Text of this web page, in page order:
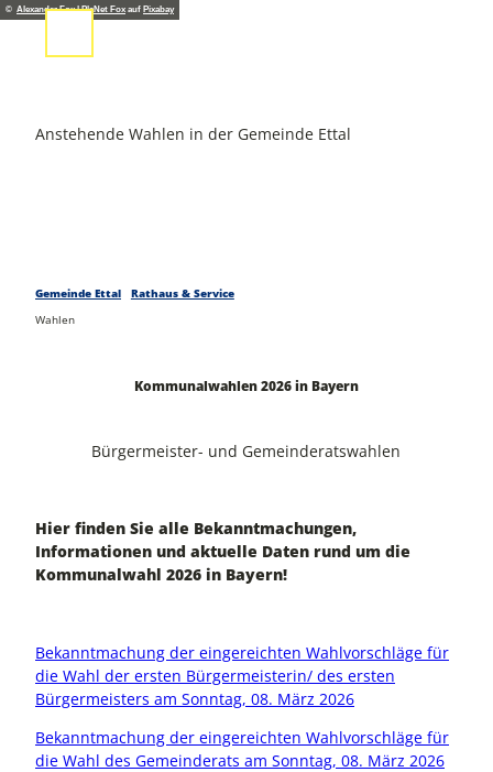
Z© Alexander Fox | PlaNet Fox auf Pixabay
Anstehende Wahlen in der Gemeinde Ettal
Gemeinde Ettal
Rathaus & Service
Wahlen
Kommunalwahlen 2026 in Bayern
Bürgermeister- und Gemeinderatswahlen
Hier finden Sie alle Bekanntmachungen,
Informationen und aktuelle Daten rund um die
Kommunalwahl 2026 in Bayern!
Bekanntmachung der eingereichten Wahlvorschläge für
die Wahl der ersten Bürgermeisterin/ des ersten
Bürgermeisters am Sonntag, 08. März 2026
Bekanntmachung der eingereichten Wahlvorschläge für
die Wahl des Gemeinderats am Sonntag, 08. März 2026